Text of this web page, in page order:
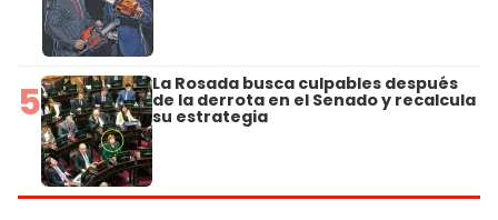
5 La Rosada busca culpables después
de la derrota en el Senado y recalcula
su estrategia